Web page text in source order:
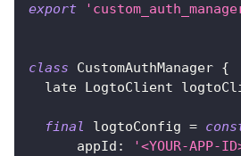
export
class CustomAuthManager {
  late
LogtoClient
final logtoConfig =
      appId
: '<YOUR-APP-